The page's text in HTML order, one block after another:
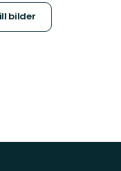
bilder